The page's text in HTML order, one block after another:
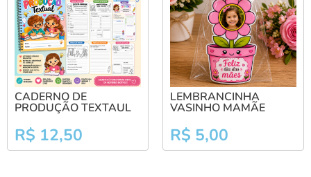
CADERNO DE
PRODUÇÃO TEXTAUL
R$ 12,50
LEMBRANCINHA
VASINHO MAMÃE
R$ 5,00